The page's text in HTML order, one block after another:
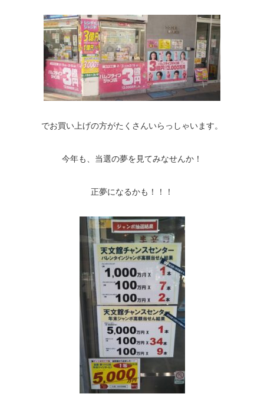
でお買い上げの方がたくさんいらっしゃいます。
今年も、当選の夢を見てみなせんか！
正夢になるかも！！！